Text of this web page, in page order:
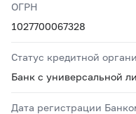
ОГРН
1027700067328
Статус кредитной
Банк с универсальной
Дата регистрации